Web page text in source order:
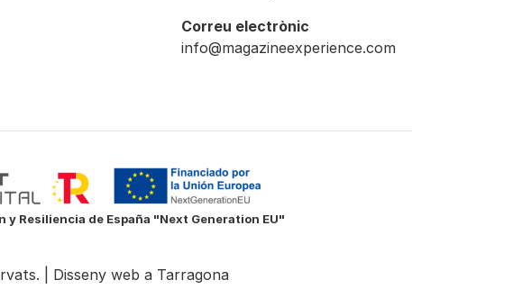
Correu electrònic
info@magazineexperience.com
Resiliencia de España "Next Generation EU"
| Disseny web a Tarragona